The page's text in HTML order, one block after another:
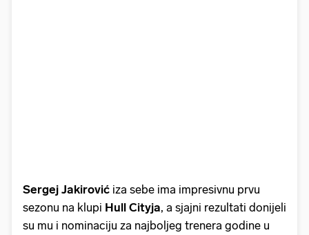
Sergej Jakirović iza sebe ima impresivnu prvu
sezonu na klupi Hull Cityja, a sjajni rezultati donijeli
su mu i nominaciju za najboljeg trenera godine u